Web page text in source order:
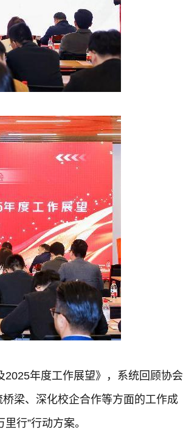
年度工作展望》，系统回顾协会
梁、深化校企合作等方面的工作成
行”行动方案。